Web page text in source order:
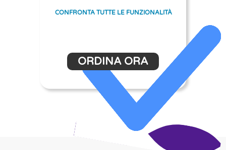
CONFRONTA TUTTE LE FUNZIONALITÀ
ORDINA ORA